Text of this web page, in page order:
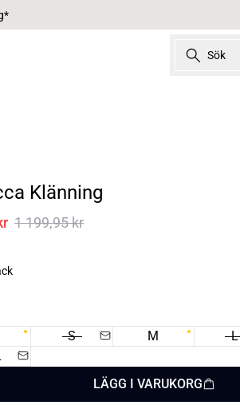
Sök
Klänning
1 199,95 kr
S M L
LÄGG I VARUKORG